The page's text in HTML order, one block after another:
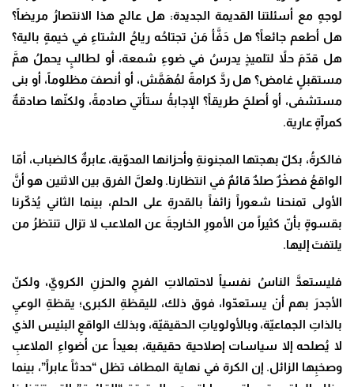
لوجهٍ مع أسئلتنا القديمة الجديدة: هل عالج هذا الانتصارُ مريضاً؟
هل أطعم جائعاً؟ هل دَفَّأ مَنْ تجتاحُه رياحُ الشتاءِ في خيمةٍ بالية؟
هل قدّمَ حلاً لتلميذٍ يدرسُ في ضوءِ شمعة، أو لطالبٍ يحملُ همَّ
مستقبلٍ غامض؟ هل ردَّ كرامةً لمُهَمَّش، أو أنصفَ مظلوماً، أو بنى
مستشفى، أو أصلحَ طريقاً؟ الإجابةُ ستأتي صادمةً، ولكنّها صادقةٌ
كمرآةٍ عارية.
فالكرةُ، بكلّ بهجتها المجنونةِ وأحزانها المدوّية، عابرةٌ كالضباب، أمّا
الواقعُ فصخْرٌ صلدٌ قائمٌ في انتظارنا. ولعلَّ الفرق بين الاثنين هو أنَّ
الأولى تمنحنا شعوراً زائفاً بالقدرةِ على الحلم، بينما الثاني يُذكّرنا
بقسوةٍ بأنّ كثيراً من الأمورِ الخارجةَ عن الملاعب لا تزال تنتظرُ من
يلتفتَ إليها.
فليستعدَّ الناسُ نفسياً لاحتمالاتِ الفرحِ والحزنِ الكرويّ، ولكنّ
الأجدرَ بهم أنْ يستعدّوا، فوق ذلك، لليقظةِ الكبرى؛ يقظةِ الوعيِ
بالذاتِ الجماعيّة، وبالأولوياتِ الحقيقيّة، وبذلك الواقعِ البئيس الذي
لا يُصلحه إلا سياسات إصلاحية حقيقية، بعيداً عن أضواءِ الملاعبِ
وصخبِها الزائل. إن الكرة في نهاية المطاف تظل “حدثاً عابراً”، بينما